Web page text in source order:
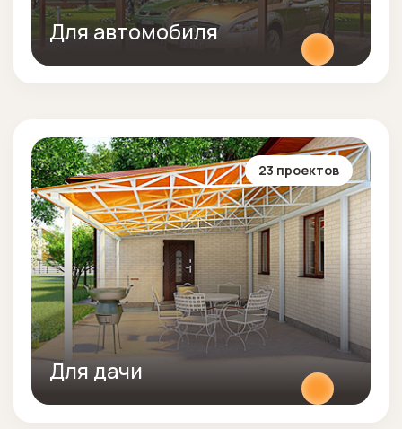
Для автомобиля
23 проектов
Для дачи